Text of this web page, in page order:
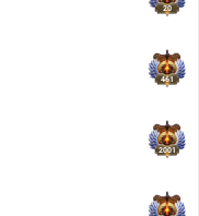
20
461
2001